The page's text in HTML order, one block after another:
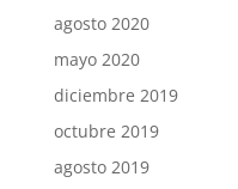
agosto 2020
mayo 2020
diciembre 2019
octubre 2019
agosto 2019